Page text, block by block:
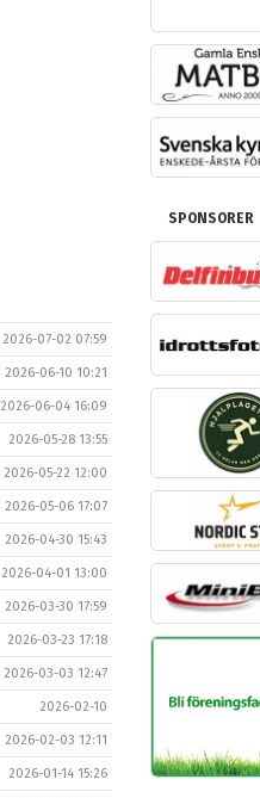
2026-07-02 07:59
2026-06-10 10:21
2026-06-04 16:09
2026-05-28 13:55
2026-05-22 12:00
2026-05-06 17:07
2026-04-30 15:43
2026-04-01 13:00
2026-03-30 17:59
2026-03-23 17:18
2026-03-03 12:47
2026-02-10
2026-02-03 12:11
2026-01-14 15:26
SPONSORER